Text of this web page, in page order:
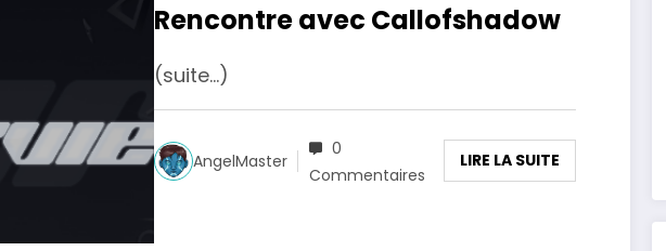
Rencontre avec Callofshadow
(suite…)
AngelMaster
0
Commentaires
LIRE LA SUITE